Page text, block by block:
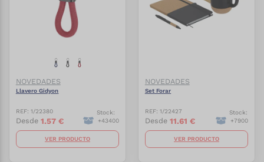
NOVEDADES
Llavero Gidyon
REF: 1/22380
Desde 1.57 €
Stock:
+43400
VER PRODUCTO
NOVEDADES
Set Forar
REF: 1/22427
Desde 11.61 €
Stock:
+7900
VER PRODUCTO